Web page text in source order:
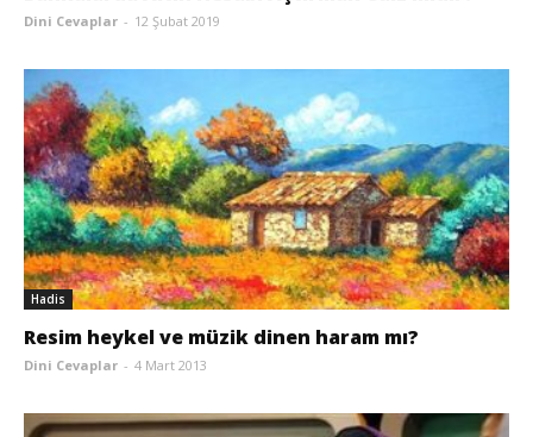
Dini Cevaplar - 12 Şubat 2019
Hadis
Resim heykel ve müzik dinen haram mı?
Dini Cevaplar - 4 Mart 2013